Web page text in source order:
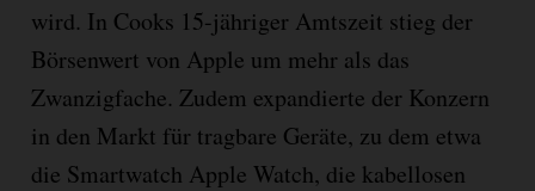
wird. In Cooks 15-jähriger Amtszeit stieg der
Börsenwert von Apple um mehr als das
Zwanzigfache. Zudem expandierte der Konzern
in den Markt für tragbare Geräte, zu dem etwa
die Smartwatch Apple Watch, die kabellosen